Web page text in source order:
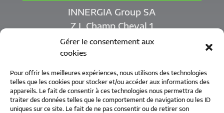
Gérer le consentement aux
cookies
Pour offrir les meilleures expériences, nous utilisons des technologies
telles que les cookies pour stocker et/ou accéder aux informations des
appareils. Le fait de consentir à ces technologies nous permettra de
traiter des données telles que le comportement de navigation ou les ID
uniques sur ce site. Le fait de ne pas consentir ou de retirer son
INNERGIA Group SA
Z.I. Champ Cheval 1
1530 Payerne
0840 400 500
info@innergia.swiss